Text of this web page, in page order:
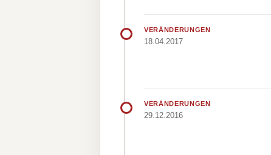
VERÄNDERUNGEN
18.04.2017
VERÄNDERUNGEN
29.12.2016